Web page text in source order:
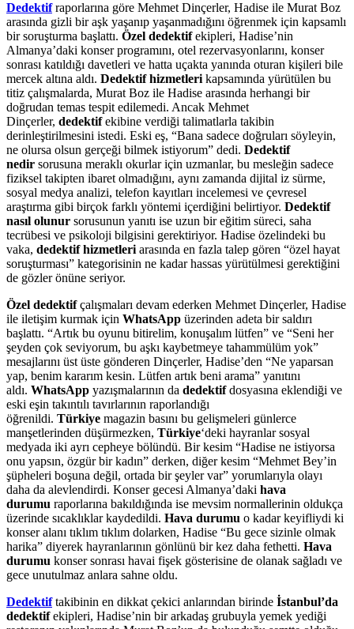
Dedektifraporlarına göre Mehmet Dinçerler, Hadise ile Murat Boz
arasında gizli bir aşk yaşanıp yaşanmadığını öğrenmek için kapsamlı
bir soruşturma başlattı. Özel dedektifekipleri, Hadise’nin
Almanya’daki konser programını, otel rezervasyonlarını, konser
sonrası katıldığı davetleri ve hatta uçakta yanında oturan kişileri bile
mercek altına aldı. Dedektif hizmetleri kapsamında yürütülen bu
titiz çalışmalarda, Murat Boz ile Hadise arasında herhangi bir
doğrudan temas tespit edilemedi. Ancak Mehmet
Dinçerler, dedektifekibine verdiği talimatlarla takibin
derinleştirilmesini istedi. Eski eş, “Bana sadece doğruları söyleyin,
ne olursa olsun gerçeği bilmek istiyorum” dedi. Dedektif
nedir sorusuna meraklı okurlar için uzmanlar, bu mesleğin sadece
fiziksel takipten ibaret olmadığını, aynı zamanda dijital iz sürme,
sosyal medya analizi, telefon kayıtları incelemesi ve çevresel
araştırma gibi birçok farklı yöntemi içerdiğini belirtiyor. Dedektif
nasıl olunur sorusunun yanıtı ise uzun bir eğitim süreci, saha
tecrübesi ve psikoloji bilgisini gerektiriyor. Hadise özelindeki bu
vaka, dedektif hizmetleri arasında en fazla talep gören “özel hayat
soruşturması” kategorisinin ne kadar hassas yürütülmesi gerektiğini
de gözler önüne seriyor.
Özel dedektifçalışmaları devam ederken Mehmet Dinçerler, Hadise
ile iletişim kurmak için WhatsApp üzerinden adeta bir saldırı
başlattı. “Artık bu oyunu bitirelim, konuşalım lütfen” ve “Seni her
şeyden çok seviyorum, bu aşkı kaybetmeye tahammülüm yok”
mesajlarını üst üste gönderen Dinçerler, Hadise’den “Ne yaparsan
yap, benim kararım kesin. Lütfen artık beni arama” yanıtını
aldı. WhatsApp yazışmalarının da dedektifdosyasına eklendiği ve
eski eşin takıntılı tavırlarının raporlandığı
öğrenildi. Türkiye magazin basını bu gelişmeleri günlerce
manşetlerinden düşürmezken, Türkiye‘deki hayranlar sosyal
medyada iki ayrı cepheye bölündü. Bir kesim “Hadise ne istiyorsa
onu yapsın, özgür bir kadın” derken, diğer kesim “Mehmet Bey’in
şüpheleri boşuna değil, ortada bir şeyler var” yorumlarıyla olayı
daha da alevlendirdi. Konser gecesi Almanya’daki hava
durumu raporlarına bakıldığında ise mevsim normallerinin oldukça
üzerinde sıcaklıklar kaydedildi. Hava durumu o kadar keyifliydi ki
konser alanı tıklım tıklım dolarken, Hadise “Bu gece sizinle olmak
harika” diyerek hayranlarının gönlünü bir kez daha fethetti. Hava
durumu konser sonrası havai fişek gösterisine de olanak sağladı ve
gece unutulmaz anlara sahne oldu.
Dedektiftakibinin en dikkat çekici anlarından birinde İstanbul’da
dedektifekipleri, Hadise’nin bir arkadaş grubuyla yemek yediği